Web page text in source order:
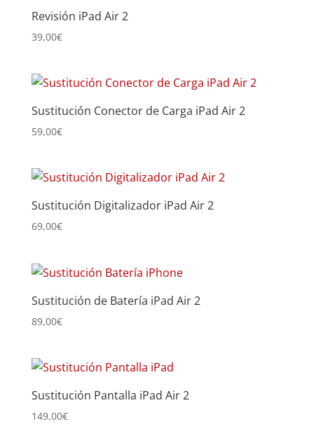
Revisión iPad Air 2
39,00€
Sustitución Conector de Carga iPad Air 2
59,00€
Sustitución Digitalizador iPad Air 2
69,00€
Sustitución de Batería iPad Air 2
89,00€
Sustitución Pantalla iPad Air 2
149,00€